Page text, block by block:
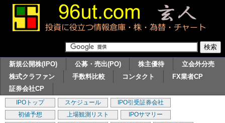
新規公開株(IPO) 公募・売出(PO) 株主優待
立会外分売
株式クラファン
手数料比較 コンタクト
FX業者CP
証券会社CP
IPOトップ スケジュール
IPO引受証券会社
初値予想
上場観測リスト
IPOサマリー